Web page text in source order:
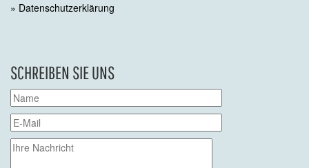
» Datenschutzerklärung
SCHREIBEN SIE UNS